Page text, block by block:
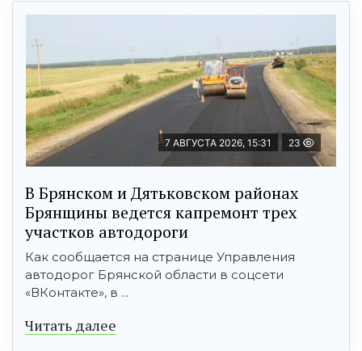
7 АВГУСТА 2026, 15:31 23
В Брянском и Дятьковском районах
Брянщины ведется капремонт трех
участков автодороги
Как сообщается на странице Управления
автодорог Брянской области в соцсети
«ВКонтакте», в ...
Читать далее